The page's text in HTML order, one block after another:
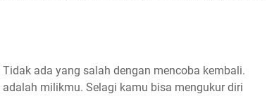
ada yang salah dengan mencoba kembali.
milikmu. Selagi kamu bisa mengukur diri